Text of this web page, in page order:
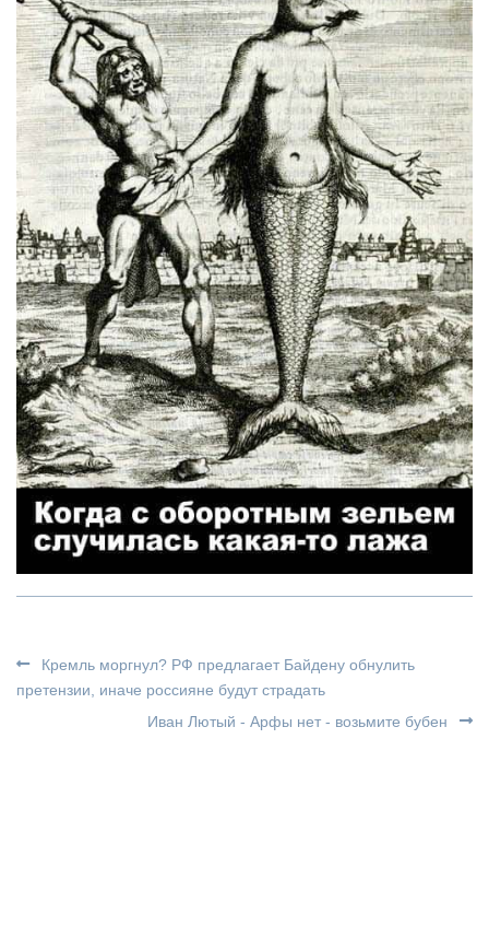
Кремль моргнул? РФ предлагает Байдену обнулить
претензии, иначе россияне будут страдать
Иван Лютый - Арфы нет - возьмите бубен